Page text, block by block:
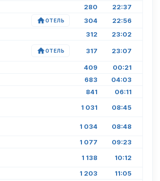
280 22:37
ОТЕЛЬ 304 22:56
312 23:02
ОТЕЛЬ 317 23:07
409 00:21
683 04:03
841 06:11
1 031 08:45
1 034 08:48
1 077 09:23
1 138 10:12
1 203 11:05